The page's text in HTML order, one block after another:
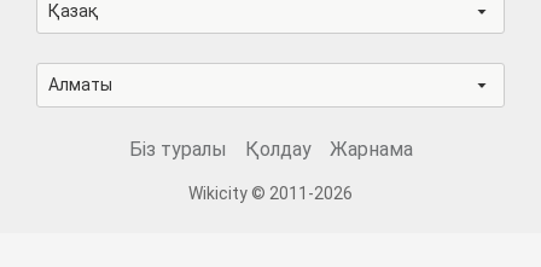
Қазақ
Алматы
Біз туралы Қолдау Жарнама
Wikicity © 2011-2026